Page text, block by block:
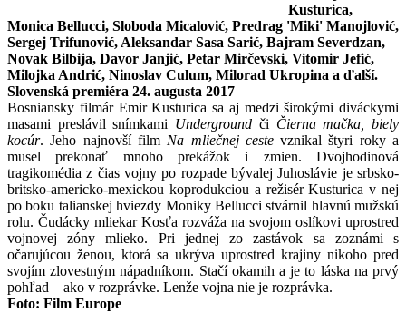
Kusturica,
Monica Bellucci, Sloboda Micalović, Predrag 'Miki' Manojlović,
Sergej Trifunović, Aleksandar Sasa Sarić, Bajram Severdzan,
Novak Bilbija, Davor Janjić, Petar Mirčevski, Vitomir Jefić,
Milojka Andrić, Ninoslav Culum, Milorad Ukropina a ďalší.
Slovenská premiéra 24. augusta 2017
Bosniansky filmár Emir Kusturica sa aj medzi širokými diváckymi
masami preslávil snímkami Underground či Čierna mačka, biely
kocúr. Jeho najnovší film Na mliečnej cestevznikal štyri roky a
musel prekonať mnoho prekážok i zmien. Dvojhodinová
tragikomédia z čias vojny po rozpade bývalej Juhoslávie je srbsko-
britsko-americko-mexickou koprodukciou a režisér Kusturica v nej
po boku talianskej hviezdy Moniky Bellucci stvárnil hlavnú mužskú
rolu. Čudácky mliekar Kosťa rozváža na svojom oslíkovi uprostred
vojnovej zóny mlieko. Pri jednej zo zastávok sa zoznámi s
očarujúcou ženou, ktorá sa ukrýva uprostred krajiny nikoho pred
svojím zlovestným nápadníkom. Stačí okamih a je to láska na prvý
pohľad – ako v rozprávke. Lenže vojna nie je rozprávka.
Foto: Film Europe